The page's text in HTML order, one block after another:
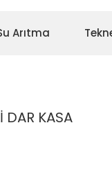
Arıtma
DAR KASA